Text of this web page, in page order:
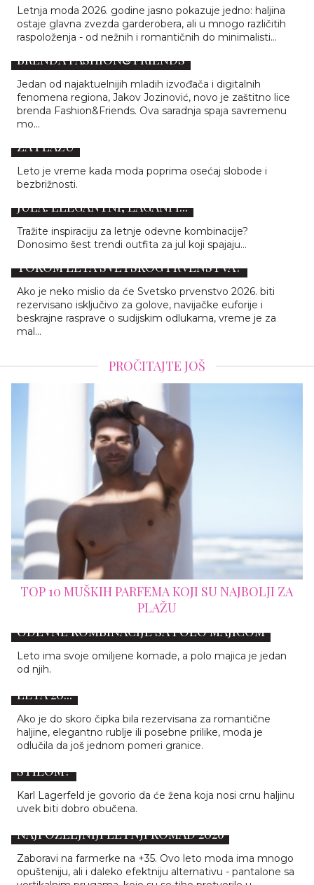
Letnja moda 2026. godine jasno pokazuje jedno: haljina
ostaje glavna zvezda garderobera, ali u mnogo različitih
raspoloženja - od nežnih i romantičnih do minimalisti...
JAKOV JOZINOVIĆ NOVO ZAŠTITNO LICE
BRENDA FASHION&FRIENDS
Jedan od najaktuelnijih mladih izvođača i digitalnih
fenomena regiona, Jakov Jozinović, novo je zaštitno lice
brenda Fashion&Friends. Ova saradnja spaja savremenu
mo...
BEACHWEAR STYLE: 6 ORIGINALNIH STAJLINGA
ZA PLAŽU
Leto je vreme kada moda poprima osećaj slobode i
bezbrižnosti.
6 LETNJIH AUTFITA KOJE ĆEMO NOSITI TOKOM
JULA: ELEGANTNI, LAGANI I...
Tražite inspiraciju za letnje odevne kombinacije?
Donosimo šest trendi outfita za jul koji spajaju...
KAKO SA STILOM NOSITI SPORTSKI DRES
TOKOM LETA SVETSKOG PRVENSTVA?
Ako je neko mislio da će Svetsko prvenstvo 2026. biti
rezervisano isključivo za golove, navijačke euforije i
beskrajne rasprave o sudijskim odlukama, vreme je za
mal...
PROČITAJTE JOŠ
TOP 10 MUŠKIH PARFEMA KOJI SU NAJBOLJI ZA
PLAŽU
#SUMMERFAVORITES: IDEALNE LETNJE
ODEVNE KOMBINACIJE SA POLO MAJICOM
Leto ima svoje omiljene komade, a polo majica je jedan
od njih.
ZABORAVITE TEKSAS ŠORTS: OVAJ
ROMANTIČNI MODEL JE NAJVEĆI MODNI HIT
LETA 20...
Ako je do skoro čipka bila rezervisana za romantične
haljine, elegantno rublje ili posebne prilike, moda je
odlučila da još jednom pomeri granice.
KAKO OVOG LETA NOSITI CRNU HALJINU SA
STILOM?
Karl Lagerfeld je govorio da će žena koja nosi crnu haljinu
uvek biti dobro obučena.
DŽINS JE PAO U DRUGI PLAN: OVO JE
NAJPOŽELJNIJI LETNJI KOMAD 2026
Zaboravi na farmerke na +35. Ovo leto moda ima mnogo
opušteniju, ali i daleko efektniju alternativu - pantalone sa